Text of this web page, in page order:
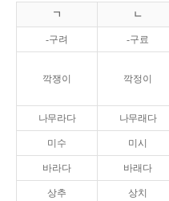
ㄱ ㄴ
-구려 -구료
깍쟁이 깍정이
나무라다 나무래다
미수 미시
바라다 바래다
상추 상치